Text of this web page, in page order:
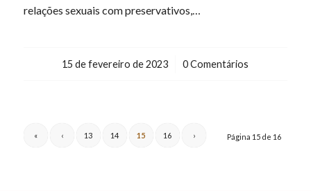
relações sexuais com preservativos,…
15 de fevereiro de 2023
/ 0 Comentários
Página 15 de 16
« ‹ 13 14 15 16 ›